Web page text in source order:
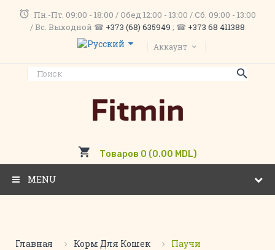
Пн.-Пт. 09:00 - 18:00 / Обед 12:00 - 13:00 / Сб. 09:00 - 13:00
/ Вс. Выходной ☎ +373 (68) 635949 ; ☎ +373 68 411388
Аккаунт
Товаров 0 (0.00 MDL)
MENU
Главная Корм Для Кошек Паучи